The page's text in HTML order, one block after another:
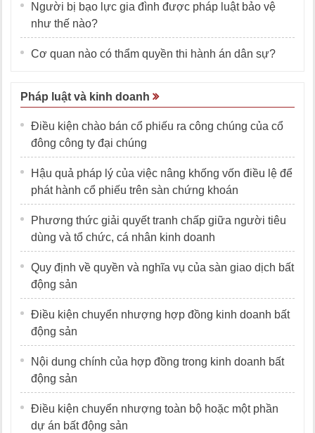
Người bị bạo lực gia đình được pháp luật bảo vệ
như thế nào?
Cơ quan nào có thẩm quyền thi hành án dân sự?
Pháp luật và kinh doanh
Điều kiện chào bán cổ phiếu ra công chúng của cổ
đông công ty đại chúng
Hậu quả pháp lý của việc nâng khống vốn điều lệ để
phát hành cổ phiếu trên sàn chứng khoán
Phương thức giải quyết tranh chấp giữa người tiêu
dùng và tổ chức, cá nhân kinh doanh
Quy định về quyền và nghĩa vụ của sàn giao dịch bất
động sản
Điều kiện chuyển nhượng hợp đồng kinh doanh bất
động sản
Nội dung chính của hợp đồng trong kinh doanh bất
động sản
Điều kiện chuyển nhượng toàn bộ hoặc một phần
dự án bất động sản